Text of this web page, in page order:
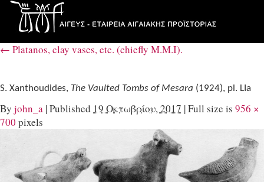
← Platanos, clay vases, etc. (chiefly M.M.I).
S. Xanthoudides, The Vaulted Tombs of Mesara (1924), pl. LIa
By john_a |Published 19 Οκτωβρίου, 2017 |Full size is 956 ×
700 pixels